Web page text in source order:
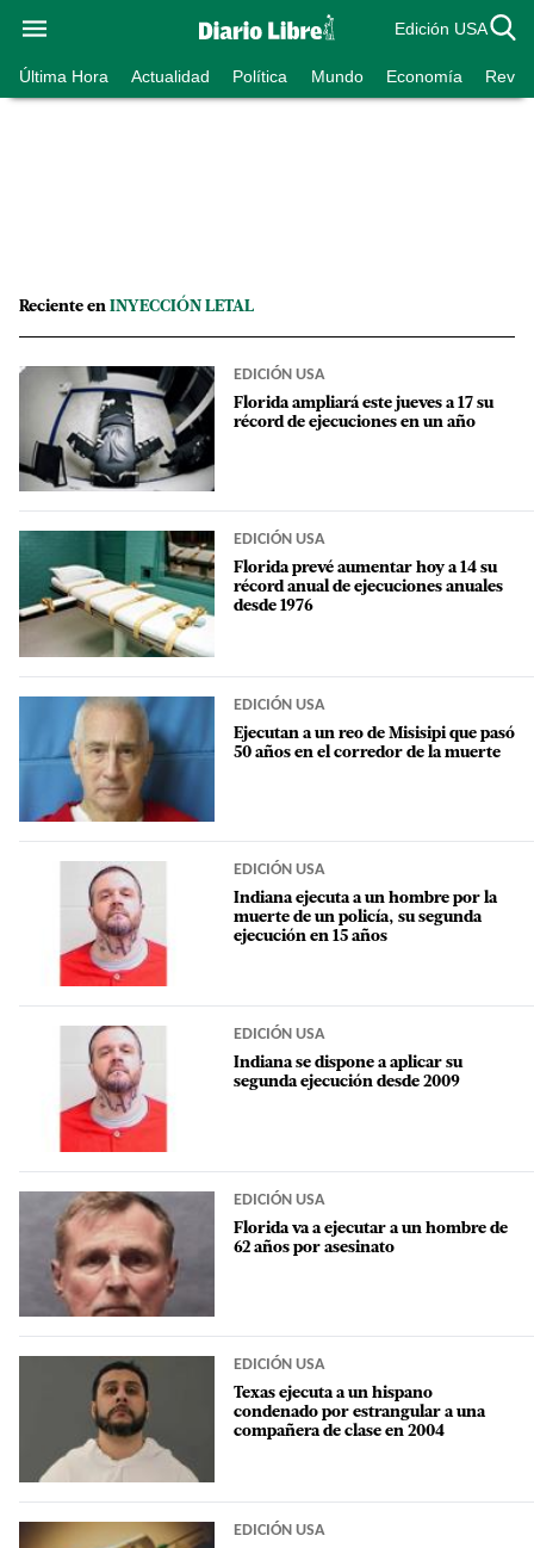
Edición USA
Última Hora Actualidad Política Mundo Economía
Reciente en INYECCIÓN LETAL
EDICIÓN USA
Florida ampliará este jueves a 17 su
récord de ejecuciones en un año
EDICIÓN USA
Florida prevé aumentar hoy a 14 su
récord anual de ejecuciones anuales
desde 1976
EDICIÓN USA
Ejecutan a un reo de Misisipi que pasó
50 años en el corredor de la muerte
EDICIÓN USA
Indiana ejecuta a un hombre por la
muerte de un policía, su segunda
ejecución en 15 años
EDICIÓN USA
Indiana se dispone a aplicar su
segunda ejecución desde 2009
EDICIÓN USA
Florida va a ejecutar a un hombre de
62 años por asesinato
EDICIÓN USA
Texas ejecuta a un hispano
condenado por estrangular a una
compañera de clase en 2004
EDICIÓN USA